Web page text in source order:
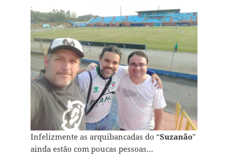
Infelizmente as arquibancadas do “Suzanão”
ainda estão com poucas pessoas…